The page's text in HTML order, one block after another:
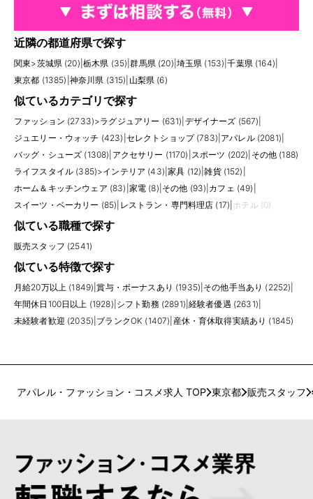
近隣の都道府県で探す
関東>茨城県 (20) 栃木県 (35) |群馬県 (20) 埼玉県 (153) |千葉県 (164)
東京都 (1385) 神奈川県 (315) 山梨県 (6)
似ているカテゴリで探す
ファッション (2733)>ラグジュアリー (631) デザイナーズ (567)
ジュエリー・ウォッチ (423) セレクトショップ (783) アパレル (2081)
バッグ・シューズ (1308) アクセサリー (1170) スポーツ (202) その他 (188)
ライフスタイル (385)>インテリア (43) |家具 (12) |雑貨 (152)
ホーム＆キッチンウェア (83) 家電 (8) その他 (93) カフェ (49)
スイーツ・ベーカリー (85) レストラン・専門料理店 (17) ホテル (0)
似ている職種で探す
販売スタッフ (2541)
似ている特徴で探す
月給20万以上 (1849) |賞与・ボーナスあり (1935) その他手当あり (2252)
年間休日100日以上 (1928) シフト勤務 (2891) 経験者優遇 (2631)
未経験者歓迎 (2035) ブランクOK (1407) 産休・育休取得実績あり (1845)
アパレル・ファッション・コスメ求人 TOP 東京都 販売スタッフ